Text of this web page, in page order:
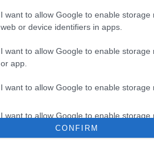
I want to allow Google to enable
web or device identifiers in apps.
I want to allow Google to enable
or app.
I want to allow Google to enable storage
I want to allow Google to enable storage
authentication functionality and fraud
CONFIRM